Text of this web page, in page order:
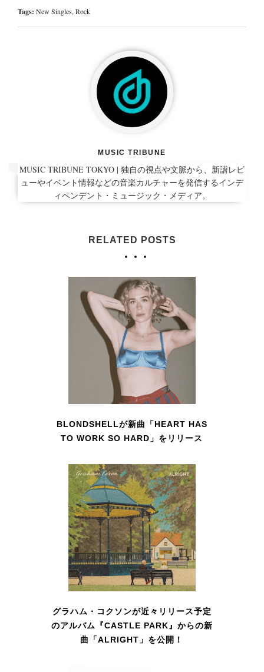
Tags: New Singles,Rock
MUSIC TRIBUNE
MUSIC TRIBUNE TOKYO | 独自の視点や文脈から、新譜レビ
ューやイベント情報などの音楽カルチャーを発信するインデ
ィペンデント・ミュージック・メディア。
RELATED POSTS
BLONDSHELLが新曲「HEART HAS
TO WORK SO HARD」をリリース
グラハム・コクソンが近々リリース予定
のアルバム『CASTLE PARK』からの新
曲「ALRIGHT」を公開！